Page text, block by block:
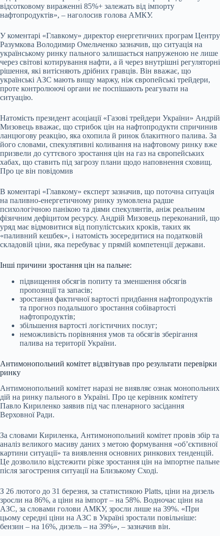
відсотковому вираженні 85%+ залежать від імпорту
нафтопродуктів», – наголосив голова АМКУ.
У коментарі «Главкому» директор енергетичних програм Центру
Разумкова Володимир Омельченко зазначив, що ситуація на
українському ринку пального залишається напруженою не лише
через світові котирування нафти, а й через внутрішні регуляторні
рішення, які витісняють дрібних гравців. Він вважає, що
українські АЗС мають вищу маржу, ніж європейські трейдери,
проте контролюючі органи не поспішають реагувати на
ситуацію.
Натомість президент асоціації «Газові трейдери України» Андрій
Мизовець вважає, що стрибок цін на нафтопродукти спричинив
ланцюгову реакцію, яка охопила й ринок блакитного палива. За
його словами, спекулятивні коливання на нафтовому ринку вже
призвели до суттєвого зростання цін на газ на європейських
хабах, що ставить під загрозу плани щодо наповнення сховищ.
Про це він повідомив
В коментарі «Главкому» експерт зазначив, що поточна ситуація
на паливно-енергетичному ринку зумовлена радше
психологічною панікою та діями спекулянтів, аніж реальним
фізичним дефіцитом ресурсу. Андрій Мизовець переконаний, що
уряд має відмовитися від популістських кроків, таких як
«паливний кешбек», і натомість зосередитися на податковій
складовій ціни, яка перебуває у прямій компетенції держави.
Інші причини зростання цін на пальне:
підвищення обсягів попиту та зменшення обсягів
пропозиції та запасів;
зростання фактичної вартості придбання нафтопродуктів
та прогноз подальшого зростання собівартості
нафтопродуктів;
збільшення вартості логістичних послуг;
неможливість порівняння умов та обсягів зберігання
палива на території України.
Антимонопольний комітет відзвітував про результати перевірки
ринку
Антимонопольний комітет наразі не виявляє ознак монопольних
дій на ринку пального в Україні. Про це керівник комітету
Павло Кириленко заявив під час пленарного засідання
Верховної Ради.
За словами Кириленка, Антимонопольний комітет провів збір та
аналіз великого масиву даних з метою формування «об’єктивної
картини ситуації» та виявлення основних ринкових тенденцій.
Це дозволило відстежити різке зростання цін на імпортне пальне
після загострення ситуації на Близькому Сході.
З 26 лютого до 31 березня, за статистикою Platts, ціни на дизель
зросли на 86%, а ціни на імпорт – на 58%. Водночас ціни на
АЗС, за словами голови АМКУ, зросли лише на 39%. «При
цьому середні ціни на АЗС в Україні зростали повільніше:
бензин – на 16%, дизель – на 39%», – зазначив він.